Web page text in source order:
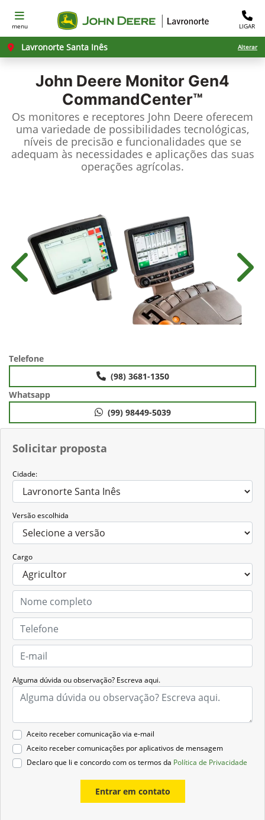
menu LIGAR
Lavronorte Santa Inês Alterar
John Deere Monitor Gen4
CommandCenter™
Os monitores e receptores John Deere oferecem
uma variedade de possibilidades tecnológicas,
níveis de precisão e funcionalidades que se
adequam às necessidades e aplicações das suas
operações agrícolas.
Solicitar proposta
Cidade:
Versão escolhida
Cargo
Alguma dúvida ou observação? Escreva aqui.
Aceito receber comunicação via e-mail
Aceito receber comunicações por aplicativos de mensagem
Declaro que li e concordo com os termos da Política de Privacidade
Entrar em contato
Anterior
Telefone
(98) 3681-1350
Whatsapp
(99) 98449-5039